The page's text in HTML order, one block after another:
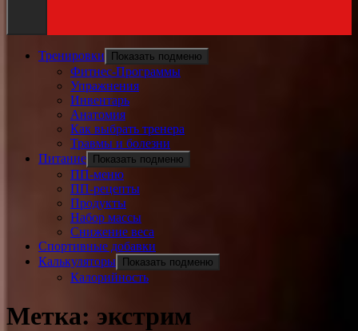
Тренировки Показать подменю
Фитнес-Программы
Упражнения
Инвентарь
Анатомия
Как выбрать тренера
Травмы и болезни
Питание
Показать подменю
ПП-меню
ПП-рецепты
Продукты
Набор массы
Снижение веса
Спортивные добавки
Калькуляторы
Показать подменю
Калорийность
Метка: экстрим